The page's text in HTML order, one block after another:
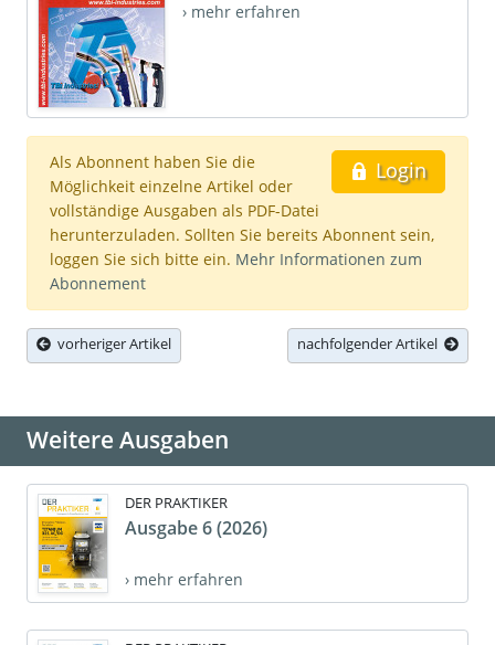
› mehr erfahren
Login
Als Abonnent haben Sie die
Möglichkeit einzelne Artikel oder
vollständige Ausgaben als PDF-Datei
herunterzuladen. Sollten Sie bereits Abonnent sein,
loggen Sie sich bitte ein. Mehr Informationen zum
Abonnement
vorheriger Artikel nachfolgender Artikel
Weitere Ausgaben
DER PRAKTIKER
Ausgabe 6 (2026)
› mehr erfahren